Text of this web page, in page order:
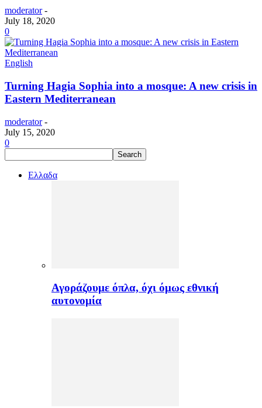
moderator -
July 18, 2020
0
English
Turning Hagia Sophia into a mosque: A new crisis in
Eastern Mediterranean
moderator -
July 15, 2020
0
Ελλαδα
Αγοράζουμε όπλα, όχι όμως εθνική
αυτονομία